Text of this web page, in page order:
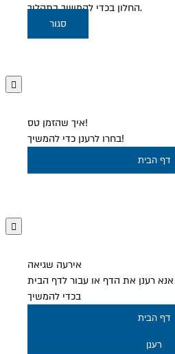
החלון בכדי להמשיך בתהליך.
סגור
איך שהזמן טס!
בחרו לרענן כדי להמשיך!
דף הבית
אירעה שגיאה
רענן את הדף או עבור לדף הבית
בכדי להמשיך
דף הבית
רענן